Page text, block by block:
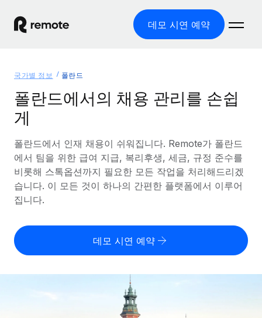
데모 시연 예약
글로벌 급여
규정을 준수하며 급여 지급을 손쉽게 처리
기록상 고용주(EOR)
법인 설립 비용 없이 전 세계로 사업을 확장
PEO
복잡한 고용 업무를 아웃소싱
솔루션
글로벌 서비스 제공
국가별 정보
국가별 글로벌 채용 지원 알아보기
미국 주별 정보
Remote와 다른 솔루션 비교
다른 업체들과 비교해보기
리소스
도구 및 계산기
국가별 총 인건비 계산
글로벌 계약직을 위한 통화 옵션과 지급 소요 시간 확인
요금
한국어
English
로그인
국가별 정보 폴란드
폴란드에서의 채용 관리를 손쉽
게
폴란드에서 인재 채용이 쉬워집니다. Remote가 폴란드
에서 팀을 위한 급여 지급, 복리후생, 세금, 규정 준수를
비롯해 스톡옵션까지 필요한 모든 작업을 처리해드리겠
습니다. 이 모든 것이 하나의 간편한 플랫폼에서 이루어
집니다.
데모 시연 예약